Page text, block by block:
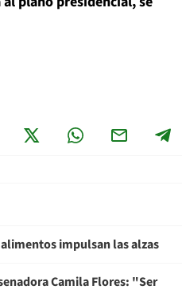
impulsan las alzas
Camila Flores: "Ser